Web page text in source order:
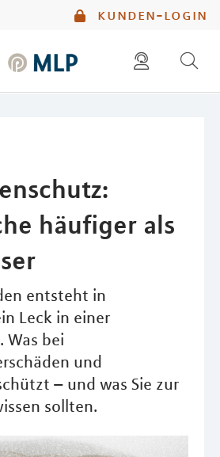
kunden-login
häufiger als
entsteht in
Leck in einer
Was bei
und
– und was Sie zur
sollten.